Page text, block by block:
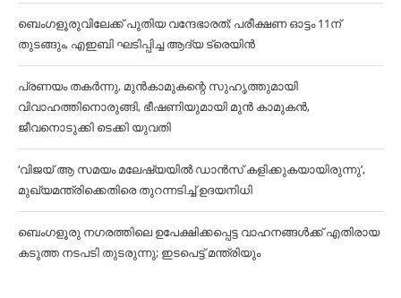
ബെംഗളൂരുവിലേക്ക് പുതിയ വന്ദേഭാരത്; പരീക്ഷണ ഓട്ടം 11ന്
തുടങ്ങും, എഇബി ഘടിപ്പിച്ച ആദ്യ ട്രെയിന്‍
പ്രണയം തകര്‍ന്നു, മുൻകാമുകന്റെ സുഹൃത്തുമായി
വിവാഹത്തിനൊരുങ്ങി, ഭീഷണിയുമായി മുൻ കാമുകൻ,
ജീവനൊടുക്കി ടെക്കി യുവതി
‘വിജയ് ആ സമയം മലേഷ്യയില്‍ ഡാൻസ് കളിക്കുകയായിരുന്നു’,
മുഖ്യമന്ത്രിക്കെതിരെ തുറന്നടിച്ച്‌ ഉദയനിധി
ബെംഗളൂരു നഗരത്തിലെ ഉപേക്ഷിക്കപ്പെട്ട വാഹനങ്ങള്‍ക്ക് എതിരായ
കടുത്ത നടപടി തുടരുന്നു; ഇടപെട്ട് മന്ത്രിയും